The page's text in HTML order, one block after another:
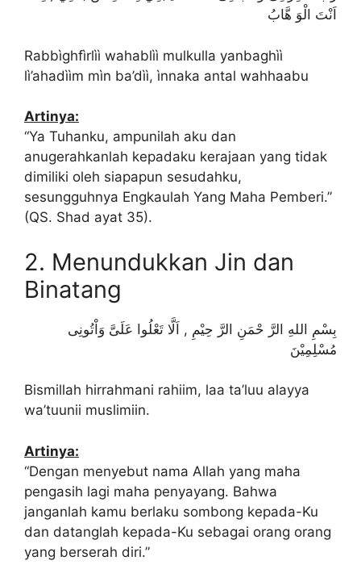
اَنْتَ الْوَ هَّابُ
Rabbìghfìrlìì wahablìì mulkulla yanbaghìì
lì’ahadììm mìn ba’dìì, ìnnaka antal wahhaabu
Artinya:
“Ya Tuhanku, ampunilah aku dan
anugerahkanlah kepadaku kerajaan yang tidak
dimiliki oleh siapapun sesudahku,
sesungguhnya Engkaulah Yang Maha Pemberi.”
(QS. Shad ayat 35).
2. Menundukkan Jin dan
Binatang
بِسْمِ اللهِ الرَّ حْمَنِ الرَّ حِيْمِ , اَلَّا تَعْلُوا عَلَىَّ وَاْتُونِى
مُسْلِمِيْنَ
Bismillah hirrahmani rahiim, laa ta’luu alayya
wa’tuunii muslimiin.
Artinya:
“Dengan menyebut nama Allah yang maha
pengasih lagi maha penyayang. Bahwa
janganlah kamu berlaku sombong kepada-Ku
dan datanglah kepada-Ku sebagai orang orang
yang berserah diri.”